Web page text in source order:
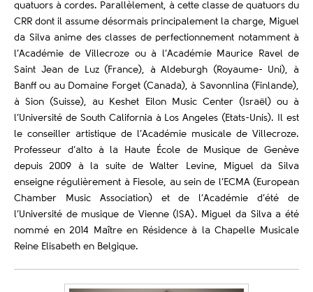
quatuors à cordes. Parallèlement, à cette classe de quatuors du
CRR dont il assume désormais principalement la charge, Miguel
da Silva anime des classes de perfectionnement notamment à
l’Académie de Villecroze ou à l’Académie Maurice Ravel de
Saint Jean de Luz (France), à Aldeburgh (Royaume- Uni), à
Banff ou au Domaine Forget (Canada), à Savonnlina (Finlande),
à Sion (Suisse), au Keshet Eilon Music Center (Israël) ou à
l’Université de South California à Los Angeles (Etats-Unis). Il est
le conseiller artistique de l’Académie musicale de Villecroze.
Professeur d’alto à la Haute École de Musique de Genève
depuis 2009 à la suite de Walter Levine, Miguel da Silva
enseigne régulièrement à Fiesole, au sein de l’ECMA (European
Chamber Music Association) et de l’Académie d’été de
l’Université de musique de Vienne (ISA). Miguel da Silva a été
nommé en 2014 Maître en Résidence à la Chapelle Musicale
Reine Elisabeth en Belgique.